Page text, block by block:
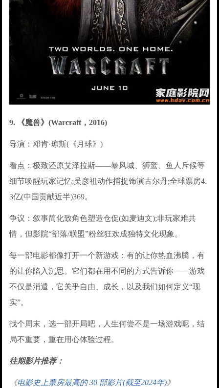
9. 《魔兽》(Warcraft，2016)
导演：邓肯·琼斯(《月球》)
看点：极致还原艾泽拉斯——暴风城、狮鹫、鱼人斥候等
细节唤醒玩家记忆;吴彦祖动作捕捉饰演古尔丹;全球票房4.
3亿(中国贡献近半)369。
争议：叙事简化致角色塑造仓促(如麦迪文);非玩家难共
情，但影院“部落/联盟”粉丝狂欢成独特文化现象。
每一部电影都像打开一个新游戏：有的让你热血沸腾，有
的让你陷入沉思。它们都在用不同的方式告诉你——游戏
不仅是消遣，它关乎自由、成长，以及我们如何定义“现
实”。
找个周末，选一部开局吧，人生何尝不是一场游戏呢，结
局不重要，重在用心体验过程。
往期影片推荐：
《电影史上票房最高的 30 部影片(截至2024年)》